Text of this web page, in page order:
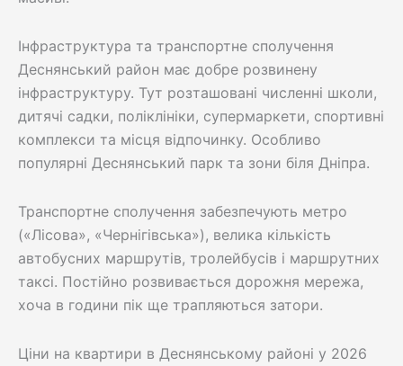
Інфраструктура та транспортне сполучення
Деснянський район має добре розвинену
інфраструктуру. Тут розташовані численні школи,
дитячі садки, поліклініки, супермаркети, спортивні
комплекси та місця відпочинку. Особливо
популярні Деснянський парк та зони біля Дніпра.
Транспортне сполучення забезпечують метро
(«Лісова», «Чернігівська»), велика кількість
автобусних маршрутів, тролейбусів і маршрутних
таксі. Постійно розвивається дорожня мережа,
хоча в години пік ще трапляються затори.
Ціни на квартири в Деснянському районі у 2026